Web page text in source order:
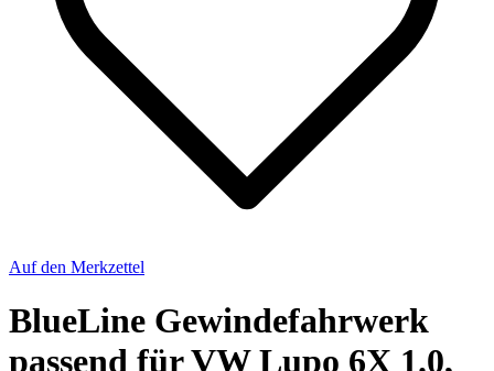
Auf den Merkzettel
BlueLine Gewindefahrwerk
passend für VW Lupo 6X 1.0,